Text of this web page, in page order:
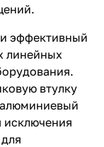
эффективный
линейных
втулку
исключения